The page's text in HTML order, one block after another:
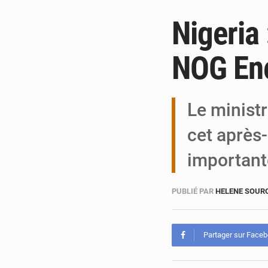
Nigeria
NOG
Le
cet
PUBLIÉ PAR HELENE
Partager sur